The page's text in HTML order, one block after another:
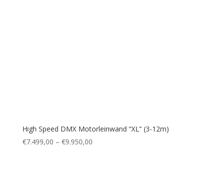
High Speed DMX Motorleinwand “XL” (3-12m)
€7.499,00 – €9.950,00